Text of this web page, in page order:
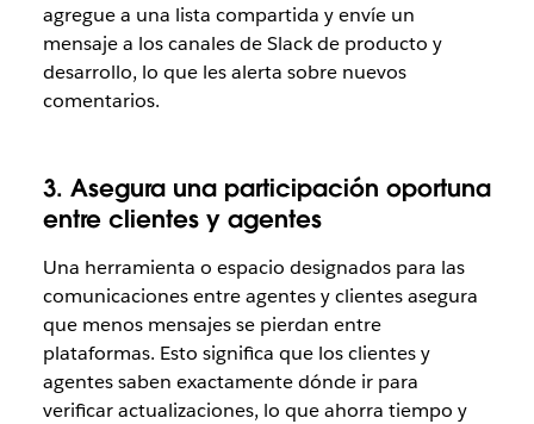
agregue a una lista compartida y envíe un
mensaje a los canales de Slack de producto y
desarrollo, lo que les alerta sobre nuevos
comentarios.
3. Asegura una participación oportuna
entre clientes y agentes
Una herramienta o espacio designados para las
comunicaciones entre agentes y clientes asegura
que menos mensajes se pierdan entre
plataformas. Esto significa que los clientes y
agentes saben exactamente dónde ir para
verificar actualizaciones, lo que ahorra tiempo y